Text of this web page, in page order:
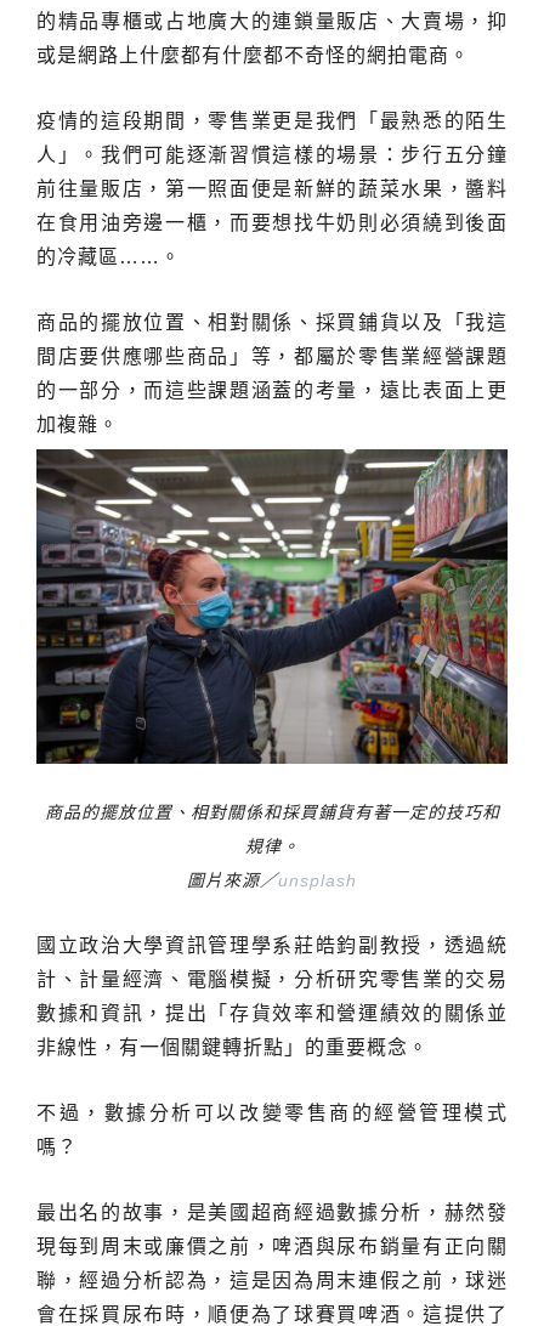
的精品專櫃或占地廣大的連鎖量販店、大賣場，抑
或是網路上什麼都有什麼都不奇怪的網拍電商。
疫情的這段期間，零售業更是我們「最熟悉的陌生
人」。我們可能逐漸習慣這樣的場景：步行五分鐘
前往量販店，第一照面便是新鮮的蔬菜水果，醬料
在食用油旁邊一櫃，而要想找牛奶則必須繞到後面
的冷藏區……。
商品的擺放位置、相對關係、採買鋪貨以及「我這
間店要供應哪些商品」等，都屬於零售業經營課題
的一部分，而這些課題涵蓋的考量，遠比表面上更
加複雜。
商品的擺放位置、相對關係和採買鋪貨有著一定的技巧和
規律。
圖片來源／unsplash
國立政治大學資訊管理學系莊皓鈞副教授，透過統
計、計量經濟、電腦模擬，分析研究零售業的交易
數據和資訊，提出「存貨效率和營運績效的關係並
非線性，有一個關鍵轉折點」的重要概念。
不過，數據分析可以改變零售商的經營管理模式
嗎？
最出名的故事，是美國超商經過數據分析，赫然發
現每到周末或廉價之前，啤酒與尿布銷量有正向關
聯，經過分析認為，這是因為周末連假之前，球迷
會在採買尿布時，順便為了球賽買啤酒。這提供了